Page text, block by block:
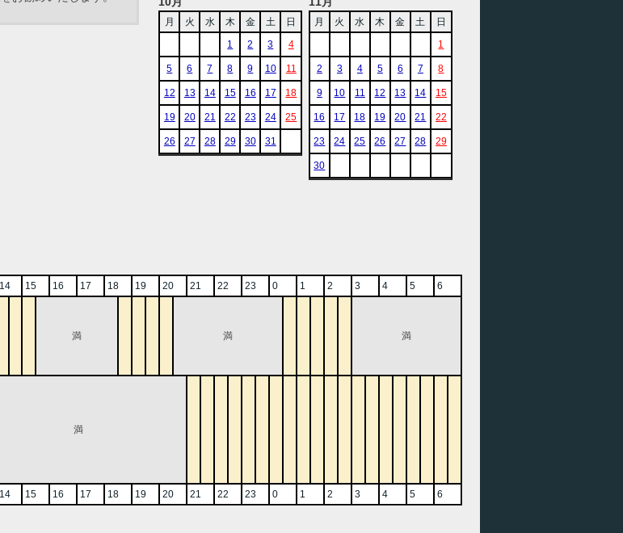
月 火 水 木 金 土
日
1
2 3 4
5 6 7 8 9 10 11
12 13 14 15 16 17 18
19 20 21 22 23 24 25
26 27 28 29 30 31
月 火 水 木 金 土
日
1
2 3 4 5 6 7 8
9 10 11 12 13 14 15
16 17 18 19 20 21 22
23 24 25 26 27 28 29
30
14 15 16 17 18 19 20 21 22 23 0 1 2 3 4 5 6
満 満 満
満
14 15 16 17 18 19 20 21 22 23 0 1 2 3 4 5 6